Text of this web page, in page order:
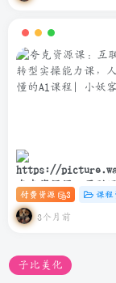
夸克资源课：互联
型实操能力课，人
的Al课程
付费资源 3 课程
3个月前
子比美化